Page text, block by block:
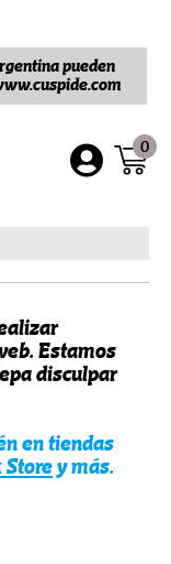
pueden
0
Estamos
disculpar
en tiendas
Storey más.